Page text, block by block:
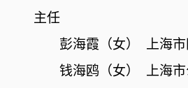
主任
彭海霞（女）
上海
钱海鸥（女）
上海